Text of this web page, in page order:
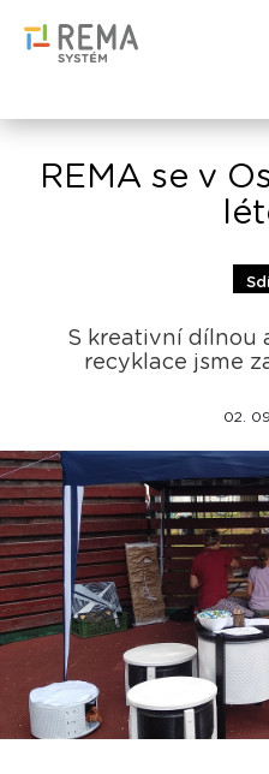
REMA se v
S kreativní dílnou
recyklace jsme
02.